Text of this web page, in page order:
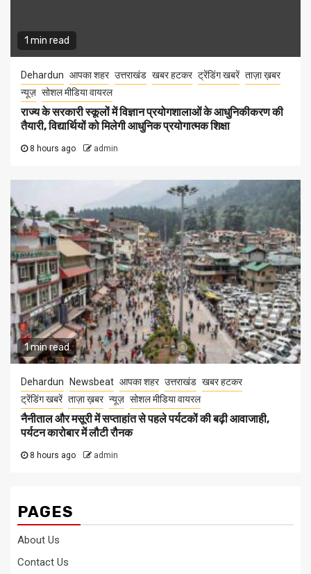
1 min read
Dehardun आपका शहर उत्तराखंड खबर हटकर ट्रेंडिंग खबरें ताज़ा ख़बर
न्यूज़ सोशल मीडिया वायरल
राज्य के सरकारी स्कूलों में विज्ञान प्रयोगशालाओं के आधुनिकीकरण की
तैयारी, विद्यार्थियों को मिलेगी आधुनिक प्रयोगात्मक शिक्षा
8 hours ago admin
1 min read
Dehardun Newsbeat आपका शहर उत्तराखंड खबर हटकर
ट्रेंडिंग खबरें ताज़ा ख़बर न्यूज़ सोशल मीडिया वायरल
नैनीताल और मसूरी में सप्ताहांत से पहले पर्यटकों की बढ़ी आवाजाही,
पर्यटन कारोबार में लौटी रौनक
8 hours ago admin
PAGES
About Us
Contact Us